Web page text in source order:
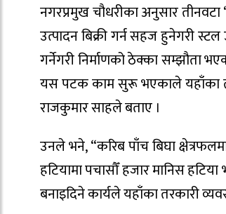
नगरप्रमुख चौधरीका अनुसार
उत्पादन बिक्री गर्न सहज हुनेगरी
गर्नेगरी निर्माणको ठेक्का सम्झौता
यस पटक काम सुरू भएकाले यहाँका
राजकुमार साहले बताए ।
उनले भने, “करिब पाँच बिघा
हटियामा पचासौँ हजार मानिस
बनाइदिने कार्यले यहाँका तरकारी